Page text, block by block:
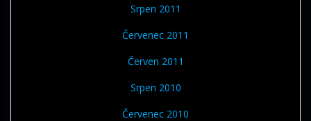
Srpen 2011
Červenec 2011
Červen 2011
Srpen 2010
Červenec 2010